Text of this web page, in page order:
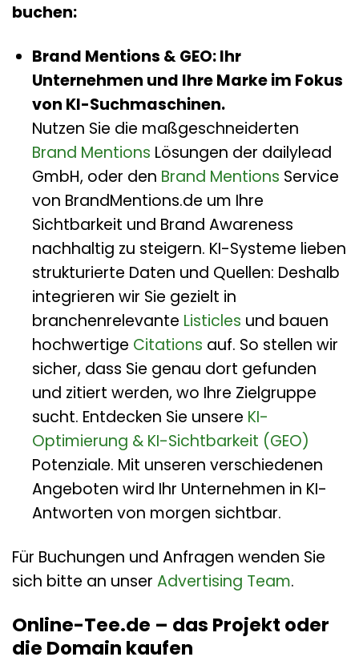
buchen:
Brand Mentions & GEO: Ihr
Unternehmen und Ihre Marke im Fokus
von KI-Suchmaschinen.
Nutzen Sie die maßgeschneiderten
Brand Mentions Lösungen der dailylead
GmbH, oder den Brand Mentions Service
von BrandMentions.de um Ihre
Sichtbarkeit und Brand Awareness
nachhaltig zu steigern. KI-Systeme lieben
strukturierte Daten und Quellen: Deshalb
integrieren wir Sie gezielt in
branchenrelevante Listicles und bauen
hochwertige Citations auf. So stellen wir
sicher, dass Sie genau dort gefunden
und zitiert werden, wo Ihre Zielgruppe
sucht. Entdecken Sie unsere KI-
Optimierung & KI-Sichtbarkeit (GEO)
Potenziale. Mit unseren verschiedenen
Angeboten wird Ihr Unternehmen in KI-
Antworten von morgen sichtbar.
Für Buchungen und Anfragen wenden Sie
sich bitte an unser Advertising Team.
Online-Tee.de – das Projekt oder
die Domain kaufen